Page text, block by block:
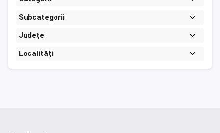
Subcategorii
Județe
Localități